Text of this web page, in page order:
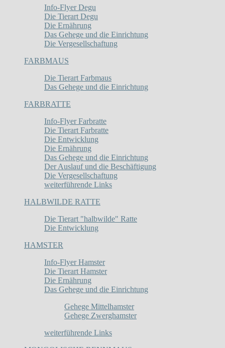
Info-Flyer Degu
Die Tierart Degu
Die Ernährung
Das Gehege und die Einrichtung
Die Vergesellschaftung
FARBMAUS
Die Tierart Farbmaus
Das Gehege und die Einrichtung
FARBRATTE
Info-Flyer Farbratte
Die Tierart Farbratte
Die Entwicklung
Die Ernährung
Das Gehege und die Einrichtung
Der Auslauf und die Beschäftigung
Die Vergesellschaftung
weiterführende Links
HALBWILDE RATTE
Die Tierart "halbwilde" Ratte
Die Entwicklung
HAMSTER
Info-Flyer Hamster
Die Tierart Hamster
Die Ernährung
Das Gehege und die Einrichtung
Gehege Mittelhamster
Gehege Zwerghamster
weiterführende Links